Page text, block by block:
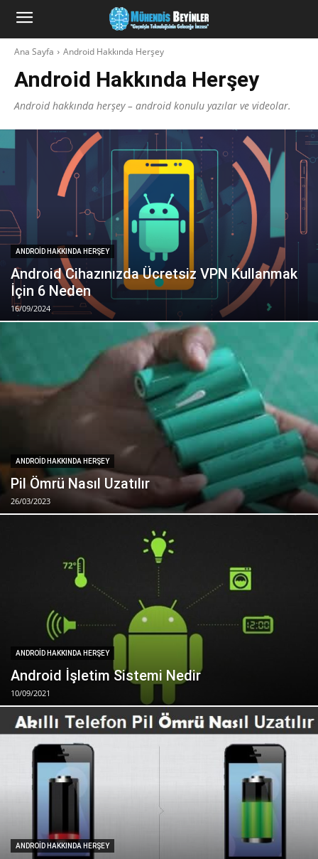
Ana Sayfa Android Hakkında Herşey
Android Hakkında Herşey
Android hakkında herşey – android konulu yazılar ve videolar.
ANDROID HAKKINDA HERŞEY
Android Cihazınızda Ücretsiz VPN Kullanmak
İçin 6 Neden
16/09/2024
ANDROID HAKKINDA HERŞEY
Pil Ömrü Nasıl Uzatılır
26/03/2023
ANDROID HAKKINDA HERŞEY
Android İşletim Sistemi Nedir
10/09/2021
ANDROID HAKKINDA HERŞEY